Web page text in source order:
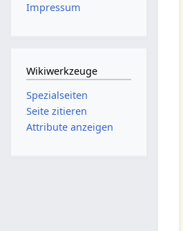
Impressum
Wikiwerkzeuge
Spezialseiten
Seite zitieren
Attribute anzeigen